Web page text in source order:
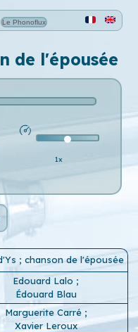
Le Phonoflux
de l'épousée
1x
; chanson de l'épousée
Edouard Lalo ;
Édouard Blau
Marguerite Carré ;
Xavier Leroux